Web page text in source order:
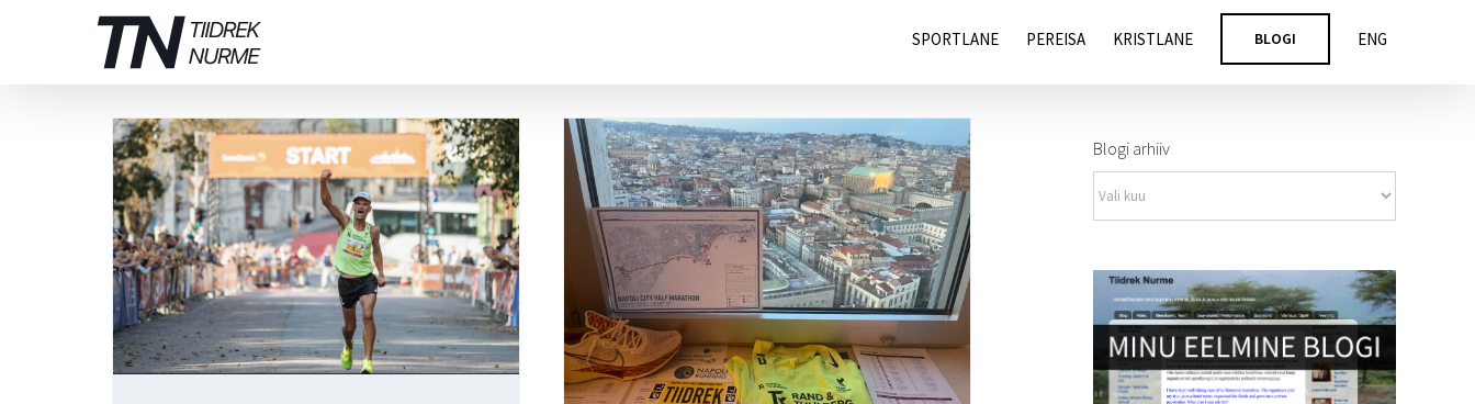
SPORTLANE PEREISA KRISTLANE BLOGI ENG
Blogi arhiiv
Blogi
arhiiv